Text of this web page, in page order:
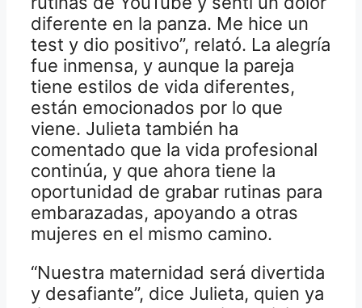
diferente en la panza. Me hice un
test y dio positivo”, relató. La alegría
fue inmensa, y aunque la pareja
tiene estilos de vida diferentes,
están emocionados por lo que
viene. Julieta también ha
comentado que la vida profesional
continúa, y que ahora tiene la
oportunidad de grabar rutinas para
embarazadas, apoyando a otras
mujeres en el mismo camino.
“Nuestra maternidad será divertida
y desafiante”, dice Julieta, quien ya